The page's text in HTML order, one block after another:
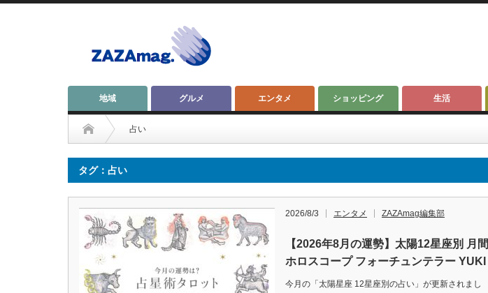
地域 グルメ エンタメ ショッピング 生活
占い
タグ：占い
2026/8/3 エンタメ ZAZAmag編集部
【2026年8月の運勢】太陽12星座別 月間
ホロスコープ フォーチュンテラー YUKI
今月の「太陽星座 12星座別の占い」が更新されまし